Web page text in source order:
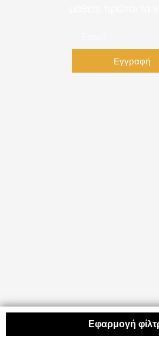
Εγγραφή
Εφαρμογή